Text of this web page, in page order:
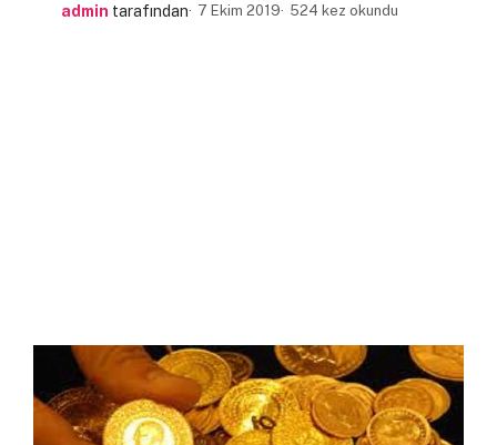
admin tarafından 7 Ekim 2019 524 kez okundu